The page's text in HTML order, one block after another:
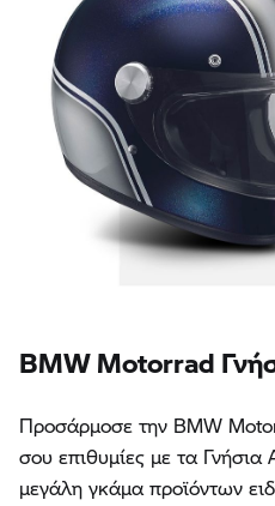
BMW Motorrad
Προσάρμοσε την BMW
σου επιθυμίες με τα
μεγάλη γκάμα προϊόντων